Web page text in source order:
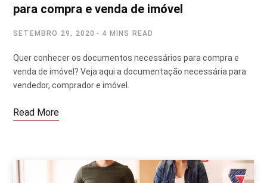
para compra e venda de imóvel
SETEMBRO 29, 2020 4 MINS READ
Quer conhecer os documentos necessários para compra e
venda de imóvel? Veja aqui a documentação necessária para
vendedor, comprador e imóvel.
Read More